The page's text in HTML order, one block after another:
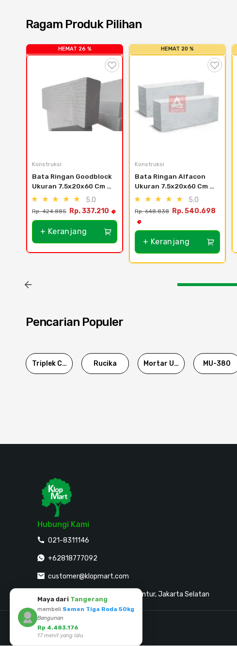
Ragam Produk Pilihan
HEMAT 26 %
Konstruksi
Bata Ringan Goodblock
Ukuran 7.5x20x60 Cm
(12.6 M3)
5.0
Rp. 424.885 Rp. 337.210
+ Keranjang
HEMAT 20 %
Konstruksi
Bata Ringan Alfacon
Ukuran 7.5x20x60 Cm
(12.6 M3) - Bogor ,
5.0
Rp. 648.838 Rp. 540.698
+ Keranjang
Pencarian Populer
Triplek Cor Rucika Mortar Utama MU-380
Hubungi Kami
021-8311146
+62818777092
customer@klopmart.com
Jalan Sultan Agung No. 30, Guntur, Jakarta Selatan
Mitra Pembayaran
Maya dari Tangerang
membeli Semen Tiga Roda 50kg
Bangunan
Rp 4.483.176
17 menit yang lalu